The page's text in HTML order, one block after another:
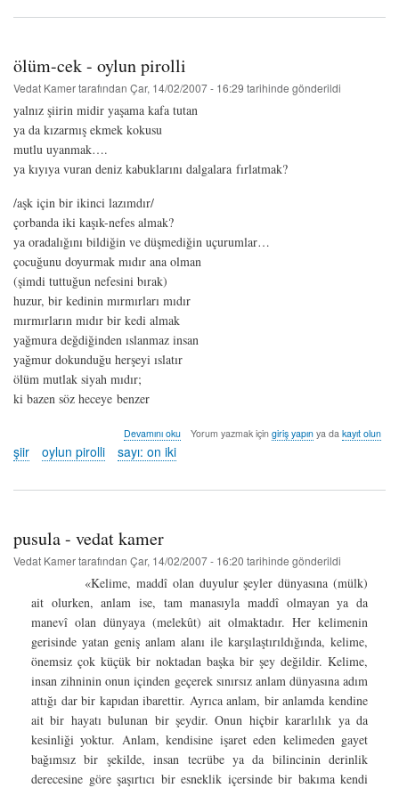
ölüm-cek - oylun pirolli
Vedat Kamertarafından Çar, 14/02/2007 - 16:29 tarihinde gönderildi
yalnız şiirin midir yaşama kafa tutan
ya da kızarmış ekmek kokusu
mutlu uyanmak….
ya kıyıya vuran deniz kabuklarını dalgalara fırlatmak?
/aşk için bir ikinci lazımdır/
çorbanda iki kaşık-nefes almak?
ya oradalığını bildiğin ve düşmediğin uçurumlar…
çocuğunu doyurmak mıdır ana olman
(şimdi tuttuğun nefesini bırak)
huzur, bir kedinin mırmırları mıdır
mırmırların mıdır bir kedi almak
yağmura değdiğinden ıslanmaz insan
yağmur dokunduğu herşeyi ıslatır
ölüm mutlak siyah mıdır;
ki bazen söz heceye benzer
ölüm-
cek
-
pirolli
Devamını oku Yorum yazmak için giriş yapınya da kayıt olun
şiir oylun pirolli sayı: on iki
pusula - vedat kamer
Vedat Kamertarafından Çar, 14/02/2007 - 16:20 tarihinde gönderildi
«Kelime, maddî olan duyulur şeyler dünyasına (mülk)
ait olurken, anlam ise, tam manasıyla maddî olmayan ya da
manevî olan dünyaya (melekût) ait olmaktadır. Her kelimenin
gerisinde yatan geniş anlam alanı ile karşılaştırıldığında, kelime,
önemsiz çok küçük bir noktadan başka bir şey değildir. Kelime,
insan zihninin onun içinden geçerek sınırsız anlam dünyasına adım
attığı dar bir kapıdan ibarettir. Ayrıca anlam, bir anlamda kendine
ait bir hayatı bulunan bir şeydir. Onun hiçbir kararlılık ya da
kesinliği yoktur. Anlam, kendisine işaret eden kelimeden gayet
bağımsız bir şekilde, insan tecrübe ya da bilincinin derinlik
derecesine göre şaşırtıcı bir esneklik içersinde bir bakıma kendi